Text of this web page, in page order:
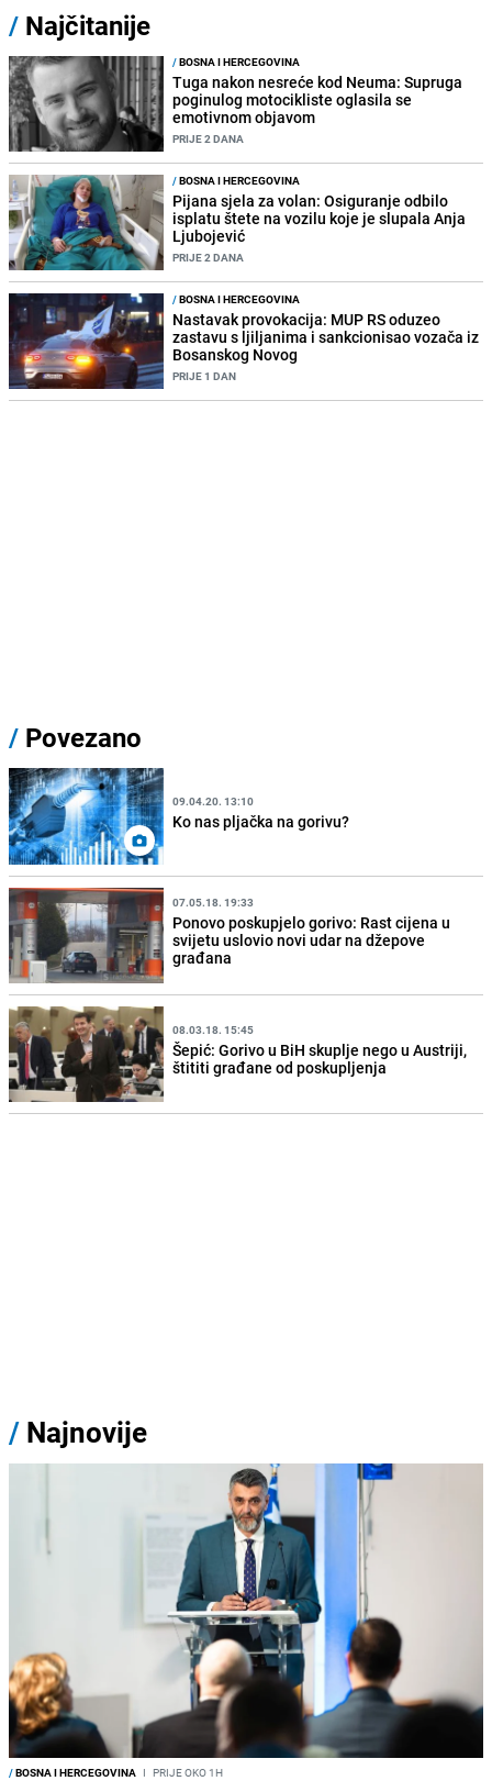
/ Najčitanije
/BOSNA I HERCEGOVINA
Tuga nakon nesreće kod Neuma: Supruga
poginulog motocikliste oglasila se
emotivnom objavom
PRIJE 2 DANA
/BOSNA I HERCEGOVINA
Pijana sjela za volan: Osiguranje odbilo
isplatu štete na vozilu koje je slupala Anja
Ljubojević
PRIJE 2 DANA
/BOSNA I HERCEGOVINA
Nastavak provokacija: MUP RS oduzeo
zastavu s ljiljanima i sankcionisao vozača iz
Bosanskog Novog
PRIJE 1 DAN
/ Povezano
09.04.20. 13:10
Ko nas pljačka na gorivu?
07.05.18. 19:33
Ponovo poskupjelo gorivo: Rast cijena u
svijetu uslovio novi udar na džepove
građana
08.03.18. 15:45
Šepić: Gorivo u BiH skuplje nego u Austriji,
štititi građane od poskupljenja
/ Najnovije
/BOSNA I HERCEGOVINA I PRIJE OKO 1H